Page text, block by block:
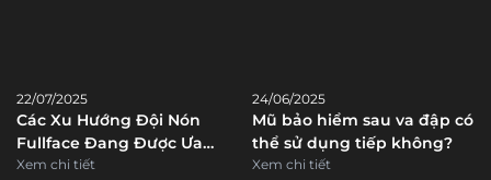
22/07/2025
Các Xu Hướng Đội Nón
Fullface Đang Được Ưa
Chuộng?
Xem chi tiết
24/06/2025
Mũ bảo hiểm sau va đập có
thể sử dụng tiếp không?
Xem chi tiết